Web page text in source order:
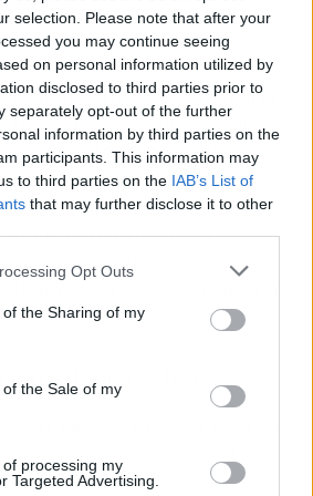
selection. Please note that after your
you may continue seeing
on personal information utilized by
disclosed to third parties prior to
separately opt-out of the further
information by third parties on the
participants. This information may
to third parties on the IAB’s List of
that may further disclose it to other
Opt Outs
the Sharing of my
the Sale of my
processing my
Targeted Advertising.
la norma choca con sus
es más complejo: la mayoría
presionan por un control
se arriesga a quedar
Sin embargo, el
que los próximos meses
tramitar una reforma de
que modere los aspectos
a correr.
que debes saber